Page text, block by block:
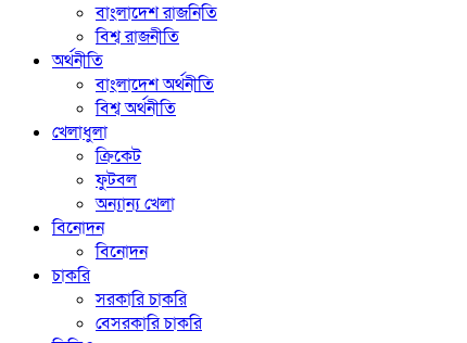
বাংলাদেশ রাজনিতি
বিশ্ব রাজনীতি
অর্থনীতি
বাংলাদেশ অর্থনীতি
বিশ্ব অর্থনীতি
খেলাধুলা
ক্রিকেট
ফুটবল
অন্যান্য খেলা
বিনোদন
বিনোদন
চাকরি
সরকারি চাকরি
বেসরকারি চাকরি